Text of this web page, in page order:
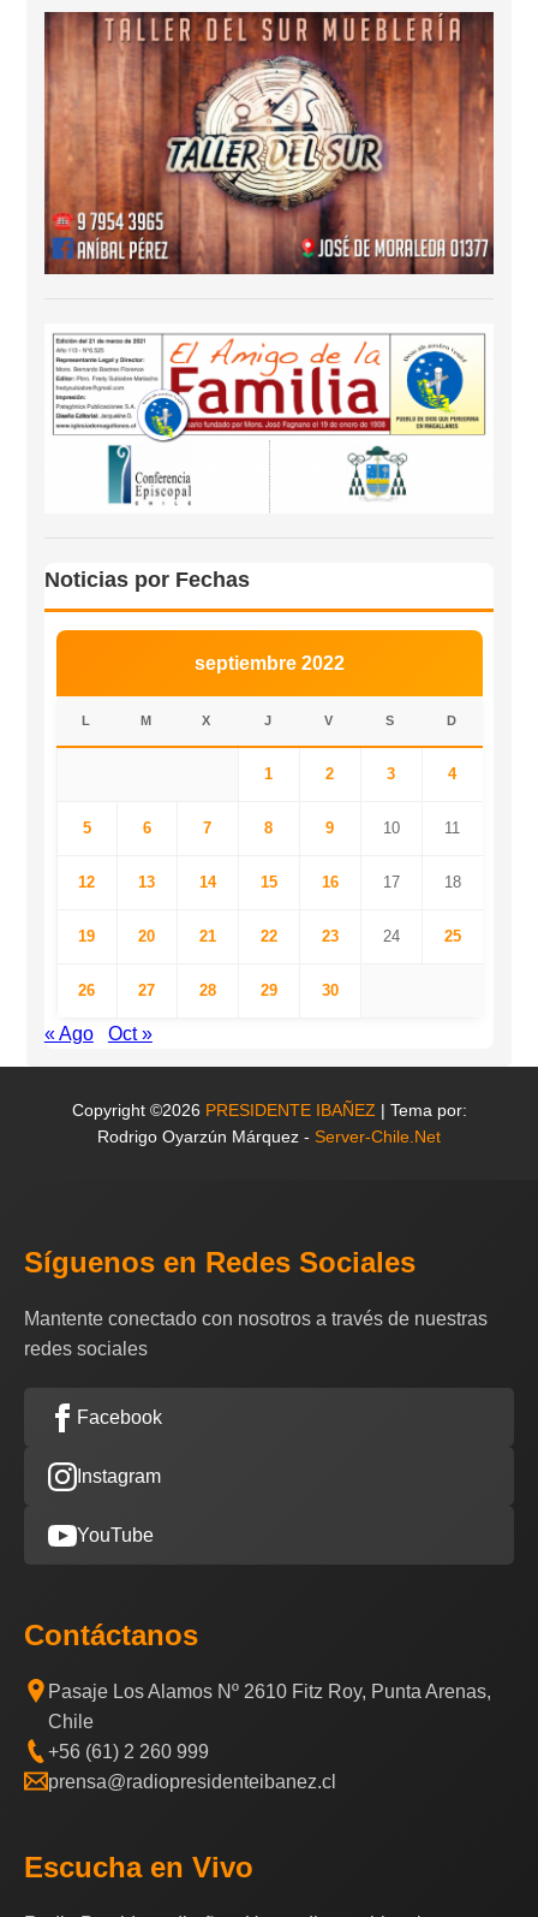
Noticias por Fechas
septiembre 2022
L M X J V S D
1 2 3 4
5 6 7 8 9 10 11
12 13 14 15 16 17 18
19 20 21 22 23 24 25
26 27 28 29 30
« Ago Oct »
Copyright ©2026 PRESIDENTE IBAÑEZ | Tema por:
Rodrigo Oyarzún Márquez - Server-Chile.Net
Síguenos en Redes Sociales
Mantente conectado con nosotros a través de nuestras
redes sociales
Facebook
Instagram
YouTube
Contáctanos
Pasaje Los Alamos Nº 2610 Fitz Roy, Punta Arenas,
Chile
+56 (61) 2 260 999
prensa@radiopresidenteibanez.cl
Escucha en Vivo